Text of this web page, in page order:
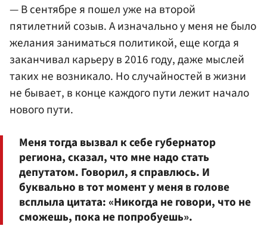
— В сентябре я пошел уже на второй
пятилетний созыв. А изначально у меня не было
желания заниматься политикой, еще когда я
заканчивал карьеру в 2016 году, даже мыслей
таких не возникало. Но случайностей в жизни
не бывает, в конце каждого пути лежит начало
нового пути.
Меня тогда вызвал к себе губернатор
региона, сказал, что мне надо стать
депутатом. Говорил, я справлюсь. И
буквально в тот момент у меня в голове
всплыла цитата: «Никогда не говори, что не
сможешь, пока не попробуешь».